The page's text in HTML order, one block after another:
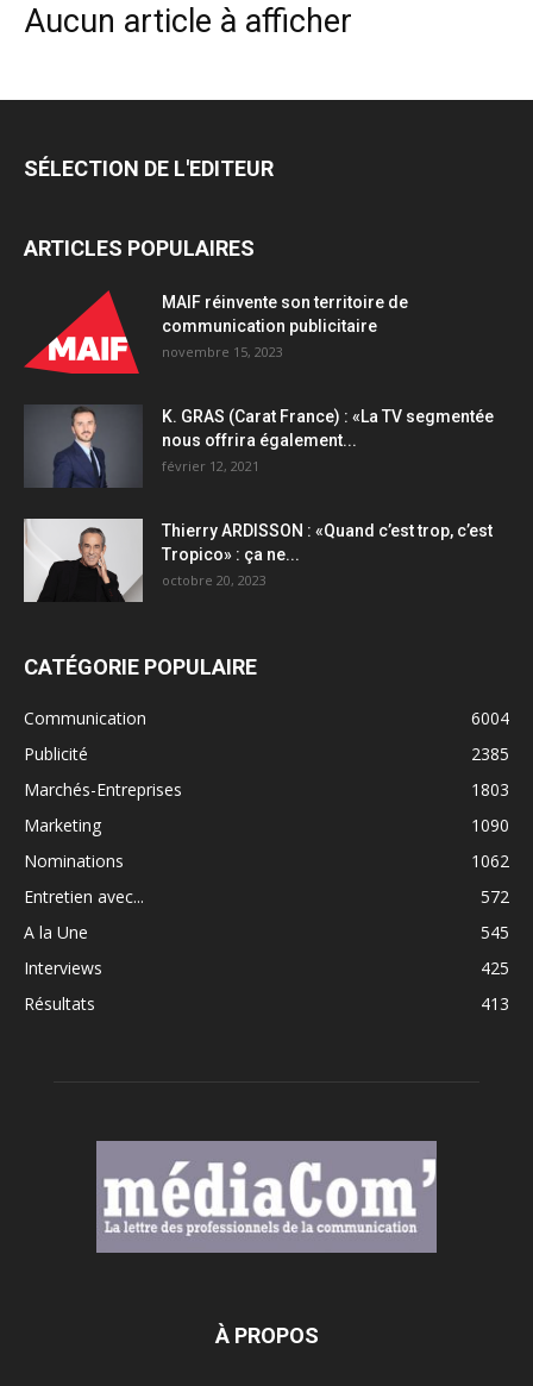
Aucun article à afficher
SÉLECTION DE L'EDITEUR
ARTICLES POPULAIRES
MAIF réinvente son territoire de
communication publicitaire
novembre 15, 2023
K. GRAS (Carat France) : «La TV segmentée
nous offrira également...
février 12, 2021
Thierry ARDISSON : «Quand c’est trop, c’est
Tropico» : ça ne...
octobre 20, 2023
CATÉGORIE POPULAIRE
Communication
6004
Publicité
2385
Marchés-Entreprises
1803
Marketing
1090
Nominations
1062
Entretien avec...
572
A la Une
545
Interviews
425
Résultats
413
À PROPOS